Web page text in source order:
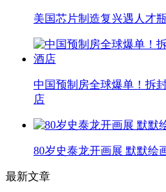
美国芯片制造复兴遇人才
中国预制房全球爆单！拆
店
80岁史泰龙开画展 默默绘
最新文章